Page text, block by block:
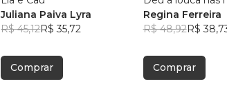
Juliana Paiva Lyra
R$ 45,12R$ 35,72
Comprar
Regina Ferreira
R$ 48,92R$
Comprar